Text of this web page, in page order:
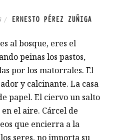
/ ERNESTO PÉREZ ZUÑIGA
al bosque, eres el
peinas los pastos,
por los matorrales. El
y calcinante. La casa
papel. El ciervo un salto
el aire. Cárcel de
que encierra a la
seres, no importa su